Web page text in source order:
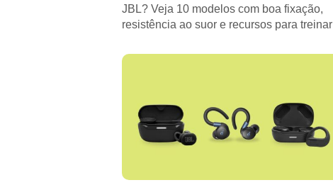
JBL? Veja 10 modelos com boa fixação,
resistência ao suor e recursos para treinar